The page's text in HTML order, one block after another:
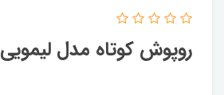
روپوش کوتاه مدل لیمویی